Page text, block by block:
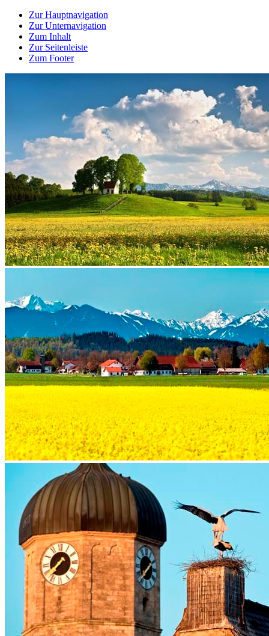
Zur Hauptnavigation
Zur Unternavigation
Zum Inhalt
Zur Seitenleiste
Zum Footer